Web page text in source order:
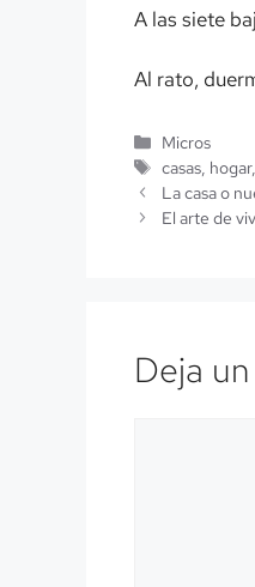
A las siete
Al rato,
Categorías
Micros
Etiquetas
casas, hogar,
La casa o
El arte de
Deja